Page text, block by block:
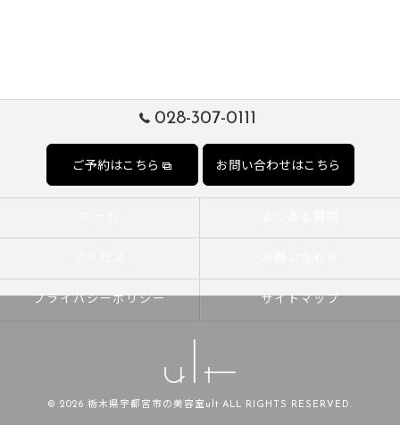
028-307-0111
ご予約はこちら お問い合わせはこちら
プライバシーポリシー サイトマップ
© 2026 栃木県宇都宮市の美容室ult ALL RIGHTS RESERVED.